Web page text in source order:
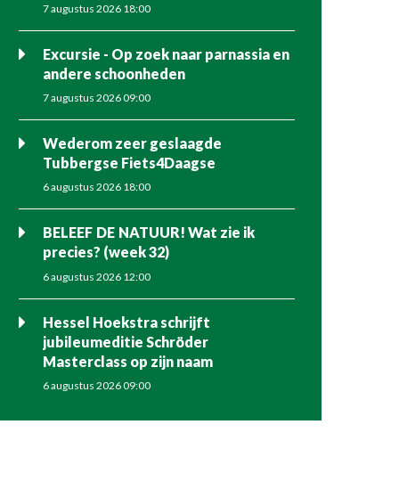
7 augustus 2026 18:00
Excursie - Op zoek naar parnassia en
andere schoonheden
7 augustus 2026 09:00
Wederom zeer geslaagde
Tubbergse Fiets4Daagse
6 augustus 2026 18:00
BELEEF DE NATUUR! Wat zie ik
precies? (week 32)
6 augustus 2026 12:00
Hessel Hoekstra schrijft
jubileumeditie Schröder
Masterclass op zijn naam
6 augustus 2026 09:00